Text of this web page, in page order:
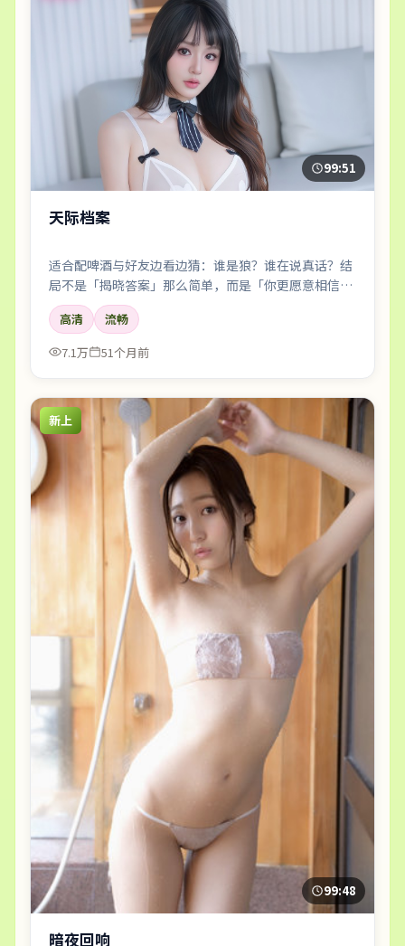
99:51
天际档案
适合配啤酒与好友边看边猜：谁是狼？谁在说真话？结
局不是「揭晓答案」那么简单，而是「你更愿意相信
谁」。
高清
流畅
7.1万
51个月前
新上
99:48
暗夜回响